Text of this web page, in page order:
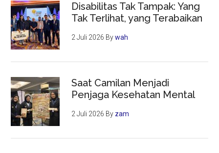
Disabilitas Tak Tampak: Yang
Tak Terlihat, yang Terabaikan
2 Juli 2026 Bywah
Saat Camilan Menjadi
Penjaga Kesehatan Mental
2 Juli 2026 By zam